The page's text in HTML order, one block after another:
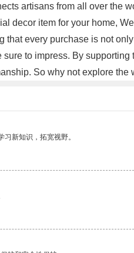
artisans from all over the
decor item for your home,
that every purchase is not
to impress. By
So why not explore
新知识，拓宽视野。